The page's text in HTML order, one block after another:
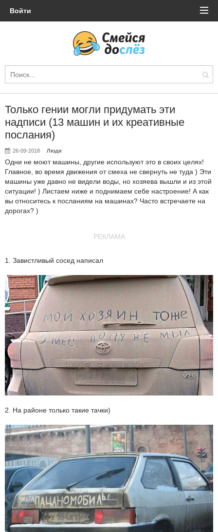
Войти
Только гении могли придумать эти
надписи (13 машин и их креативные
послания)
26-09-2018 Люди
Одни не моют машины, другие используют это в своих целях!
Главное, во время движения от смеха не свернуть не туда ) Эти
машины уже давно не видели воды, но хозяева вышли и из этой
ситуации! ) Листаем ниже и поднимаем себе настроение! А как
вы относитесь к посланиям на машинах? Часто встречаете на
дорогах? )
РЕКЛАМА
1. Завистливый сосед написал
2. На районе только такие тачки)